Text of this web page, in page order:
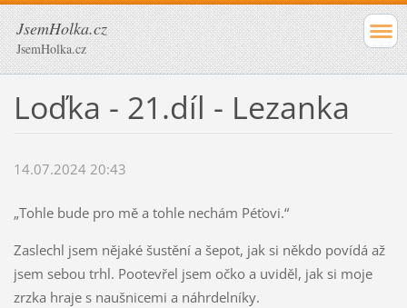
JsemHolka.cz
JsemHolka.cz
Loďka - 21.díl - Lezanka
14.07.2024 20:43
„Tohle bude pro mě a tohle nechám Péťovi.“
Zaslechl jsem nějaké šustění a šepot, jak si někdo povídá až
jsem sebou trhl. Pootevřel jsem očko a uviděl, jak si moje
zrzka hraje s naušnicemi a náhrdelníky.